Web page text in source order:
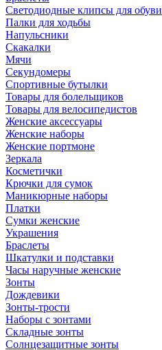
Светодиодные клипсы для обуви
Палки для ходьбы
Напульсники
Скакалки
Мячи
Секундомеры
Спортивные бутылки
Товары для болельщиков
Товары для велосипедистов
Женские аксессуары
Женские наборы
Женские портмоне
Зеркала
Косметички
Крючки для сумок
Маникюрные наборы
Платки
Сумки женские
Украшения
Браслеты
Шкатулки и подставки
Часы наручные женские
Зонты
Дождевики
Зонты-трости
Наборы с зонтами
Складные зонты
Солнцезащитные зонты